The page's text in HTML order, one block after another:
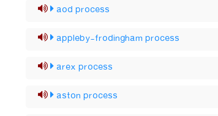
aod process
appleby-frodingham process
arex process
aston process